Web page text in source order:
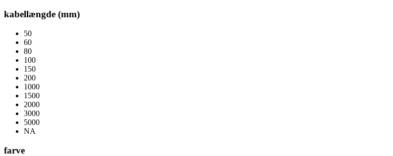
kabellængde (mm)
50
60
80
100
150
200
1000
1500
2000
3000
5000
NA
farve